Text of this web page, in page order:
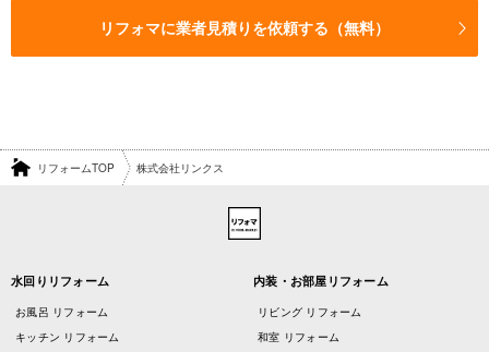
リフォマに業者見積りを依頼する（無料）
リフォームTOP 株式会社リンクス
水回りリフォーム
お風呂 リフォーム
キッチン リフォーム
内装・お部屋リフォーム
リビング リフォーム
和室 リフォーム